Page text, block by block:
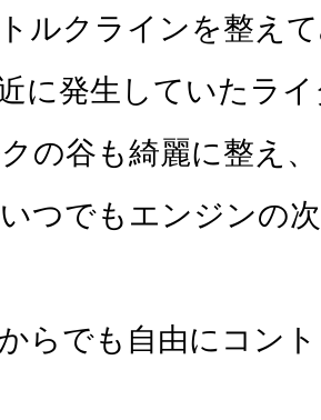
ルクラインを整え
に発生していたラ
の谷も綺麗に整え、
つでもエンジンの
らでも自由にコン